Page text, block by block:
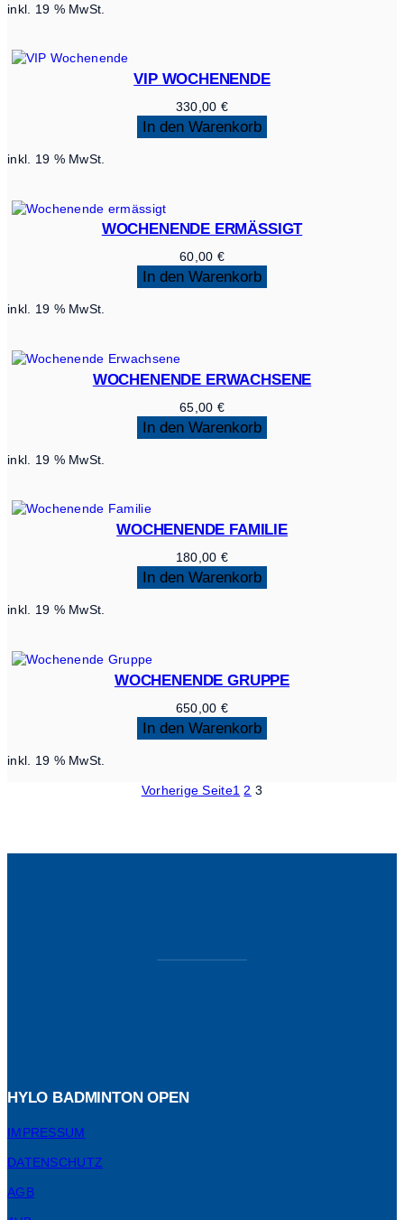
inkl. 19 % MwSt.
VIP WOCHENENDE
330,00 €
In den Warenkorb
inkl. 19 % MwSt.
WOCHENENDE ERMÄSSIGT
60,00 €
In den Warenkorb
inkl. 19 % MwSt.
WOCHENENDE ERWACHSENE
65,00 €
In den Warenkorb
inkl. 19 % MwSt.
WOCHENENDE FAMILIE
180,00 €
In den Warenkorb
inkl. 19 % MwSt.
WOCHENENDE GRUPPE
650,00 €
In den Warenkorb
inkl. 19 % MwSt.
Vorherige Seite1 2 3
HYLO BADMINTON OPEN
IMPRESSUM
DATENSCHUTZ
AGB